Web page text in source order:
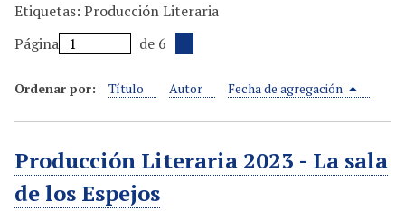
Etiquetas: Producción Literaria
Página
de 6
Ordenar por: Título Autor Fecha de agregación
Producción Literaria 2023 - La sala
de los Espejos